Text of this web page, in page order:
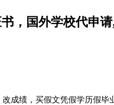
，国外学校代申
成绩，买假文凭假学历假毕